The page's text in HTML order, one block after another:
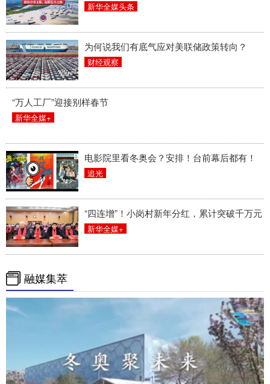
新华全媒头条
为何说我们有底气应对美联储政策转向？
财经观察
“万人工厂”迎接别样春节
新华全媒+
电影院里看冬奥会？安排！台前幕后都有！
追光
“四连增”！小岗村新年分红，累计突破千万元
新华全媒+
融媒集萃